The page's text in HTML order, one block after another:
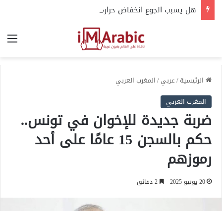
الرئيسية/عربي/المغرب العربي
المغرب العربي
ضربة جديدة للإخوان في تونس..
حكم بالسجن 15 عامًا على أحد
رموزهم
20 يونيو 2025